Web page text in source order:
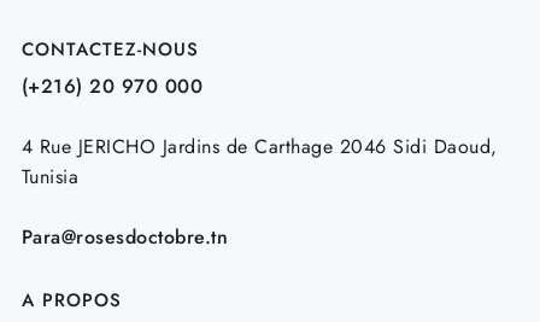
CONTACTEZ-NOUS
(+216) 20 970 000
4 Rue JERICHO Jardins de Carthage 2046 Sidi Daoud,
Tunisia
Para@rosesdoctobre.tn
A PROPOS